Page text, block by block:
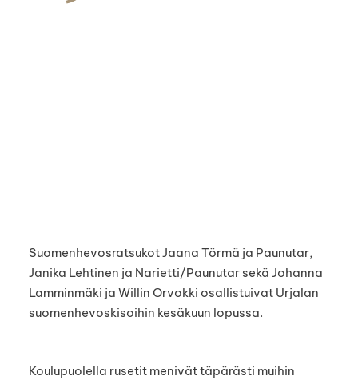
Suomenhevosratsukot Jaana Törmä ja Paunutar,
Janika Lehtinen ja Narietti/Paunutar sekä Johanna
Lamminmäki ja Willin Orvokki osallistuivat Urjalan
suomenhevoskisoihin kesäkuun lopussa.
Koulupuolella rusetit menivät täpärästi muihin